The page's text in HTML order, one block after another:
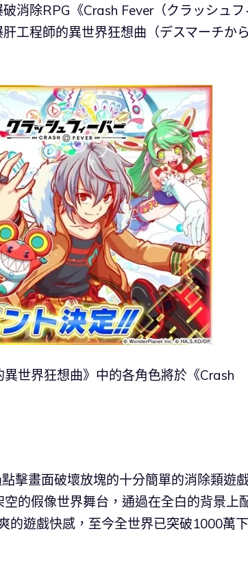
消除RPG《Crash Fever（クラッシュフ
工程師的異世界狂想曲（デスマーチか
世界狂想曲》中的各角色將於《Crash
擊畫面破壞放塊的十分簡單的消除類遊
的假像世界舞台，通過在全白的背景上
的遊戲快感，至今全世界已突破1000萬下